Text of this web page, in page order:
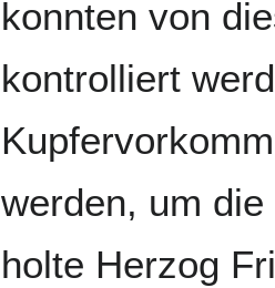
konnten von
kontrolliert
werden, um
holte Herzog